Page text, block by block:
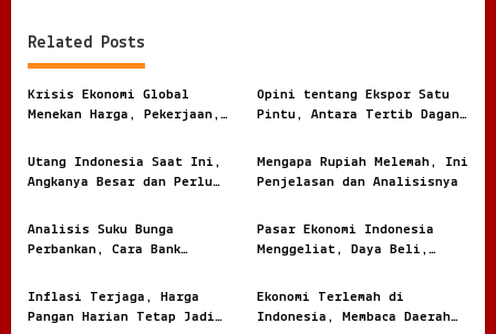
n
a
v
g
a
t
i
o
n
Related Posts
Krisis Ekonomi Global
Menekan Harga, Pekerjaan,
Opini tentang Ekspor Satu
Pintu, Antara Tertib Dagang
Utang Indonesia Saat Ini,
Angkanya Besar dan Perlu
Mengapa Rupiah Melemah, Ini
Penjelasan dan Analisisnya
Analisis Suku Bunga
Perbankan, Cara Bank
Nasabah
Pasar Ekonomi Indonesia
Menggeliat, Daya Beli,
Jadi Sorotan
Inflasi Terjaga, Harga
Pangan Harian Tetap Jadi
Ekonomi Terlemah di
Indonesia, Membaca Daerah